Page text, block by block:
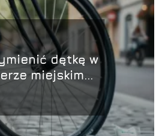
dętkę w
miejskim
i sprawnie?